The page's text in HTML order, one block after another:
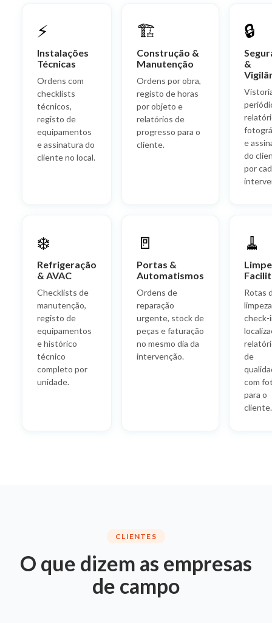
⚡
Instalações
Técnicas
Ordens com
checklists
técnicos,
registo de
equipamentos
e assinatura do
cliente no local.
🏗️
Construção &
Manutenção
Ordens por obra,
registo de horas
por objeto e
relatórios de
progresso para o
cliente.
🔒
&
e
do
por
❄️
Refrigeração
& AVAC
Checklists de
manutenção,
registo de
equipamentos
e histórico
técnico
completo por
unidade.
🚪
Portas &
Automatismos
Ordens de
reparação
urgente, stock de
peças e faturação
no mesmo dia da
intervenção.
🧹
Rotas
check-
de
com
para o
cliente.
CLIENTES
O que dizem as empresas
de campo